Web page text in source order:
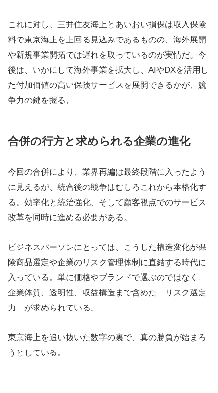
これに対し、三井住友海上とあいおい損保は収入保険
料で東京海上を上回る見込みであるものの、海外展開
や新規事業開拓では遅れを取っているのが実情だ。今
後は、いかにして海外事業を拡大し、AIやDXを活用し
た付加価値の高い保険サービスを展開できるかが、競
争力の鍵を握る。
合併の行方と求められる企業の進化
今回の合併により、業界再編は最終段階に入ったよう
に見えるが、統合後の競争はむしろこれから本格化す
る。効率化と統治強化、そして顧客視点でのサービス
改革を同時に進める必要がある。
ビジネスパーソンにとっては、こうした構造変化が保
険商品選定や企業のリスク管理体制に直結する時代に
入っている。単に価格やブランドで選ぶのではなく、
企業体質、透明性、収益構造まで含めた「リスク選定
力」が求められている。
東京海上を追い抜いた数字の裏で、真の勝負が始まろ
うとしている。